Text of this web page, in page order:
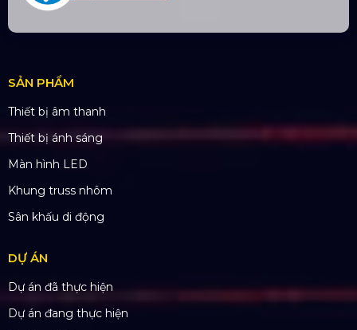
SẢN PHẨM
Thiết bị âm thanh
Thiết bị ánh sáng
Màn hình LED
Khung truss nhôm
Sân khấu di động
DỰ ÁN
Dự án đã thực hiện
Dự án đang thực hiện